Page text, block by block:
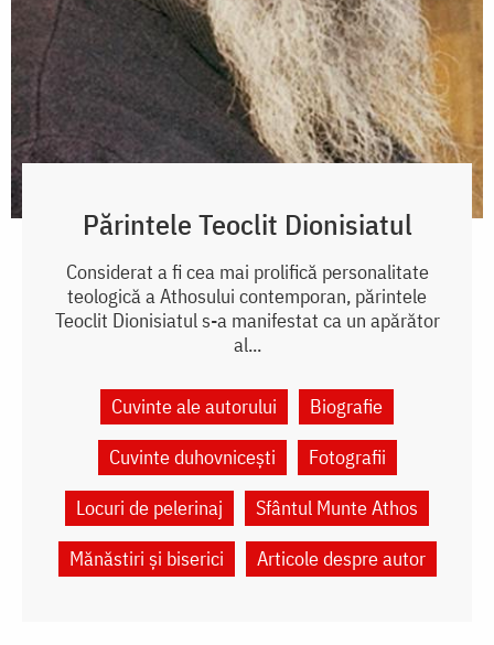
Părintele Teoclit Dionisiatul
Considerat a fi cea mai prolifică personalitate
teologică a Athosului contemporan, părintele
Teoclit Dionisiatul s-a manifestat ca un apărător
al...
Cuvinte ale autorului
Biografie
Cuvinte duhovnicești
Fotografii
Locuri de pelerinaj
Sfântul Munte Athos
Mănăstiri și biserici
Articole despre autor